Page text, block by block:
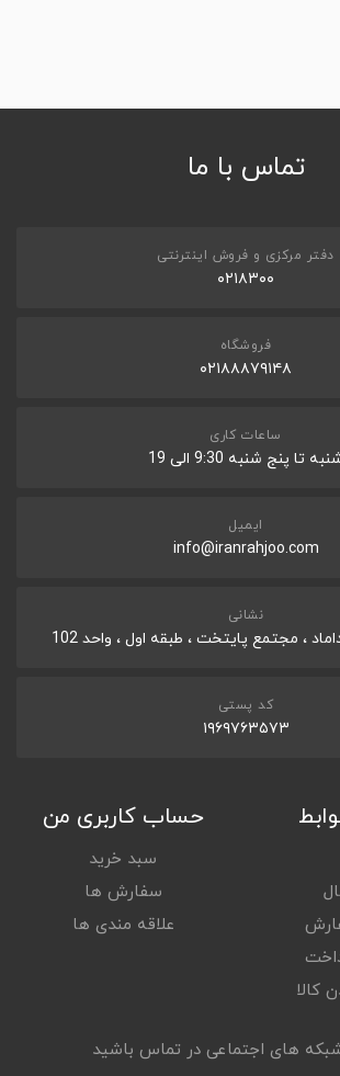
تماس با ما
دفتر مرکزی و فروش اینترنتی
۰۲۱۸۳۰۰
فروشگاه
۰۲۱۸۸۸۷۹۱۴۸
ساعات کاری
تا پنج شنبه 9:30 الی 19
ایمیل
info@iranrahjoo.com
نشانی
، مجتمع پایتخت ، طبقه اول ، واحد 102
کد پستی
۱۹۶۹۷۶۳۵۷۳
کالا
حساب کاربری من
سبد خرید
سفارش ها
علاقه مندی ها
شبکه های اجتماعی در تماس باشید